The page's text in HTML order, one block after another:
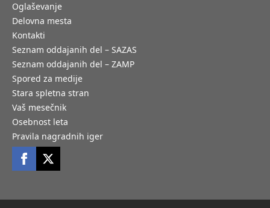
Oglaševanje
Delovna mesta
Kontakti
Seznam oddajanih del – SAZAS
Seznam oddajanih del – ZAMP
Spored za medije
Stara spletna stran
Vaš mesečnik
Osebnost leta
Pravila nagradnih iger